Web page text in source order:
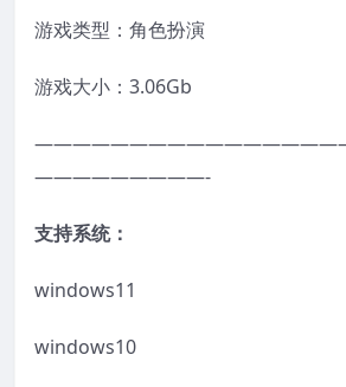
游戏类型：角色扮演
游戏大小：3.06Gb
—————————-
支持系统：
windows11
windows10